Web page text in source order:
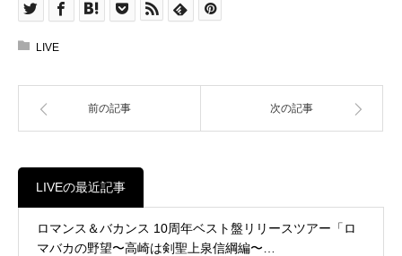
LIVE
前の記事 次の記事
LIVEの最近記事
ロマンス＆バカンス 10周年ベスト盤リリースツアー「ロ
マバカの野望〜高崎は剣聖上泉信綱編〜…